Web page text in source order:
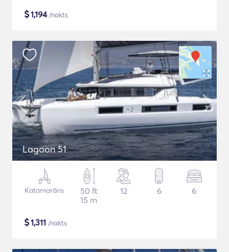
$1,194/nakts
Lagoon 51
Katamarāns
50 ft
15 m
12 6 6
$1,311 /nakts